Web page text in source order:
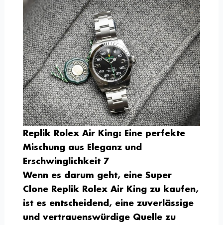
Replik Rolex Air King: Eine perfekte
Mischung aus Eleganz und
Erschwinglichkeit 7
Wenn es darum geht, eine Super
Clone Replik Rolex Air King zu kaufen,
ist es entscheidend, eine zuverlässige
und vertrauenswürdige Quelle zu